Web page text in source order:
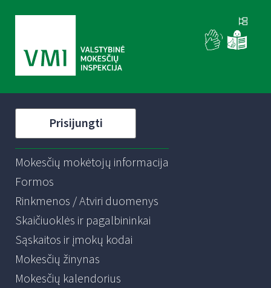
Prisijungti
Mokesčių mokėtojų informacija
Formos
Rinkmenos / Atviri duomenys
Skaičiuoklės ir pagalbininkai
Sąskaitos ir įmokų kodai
Mokesčių žinynas
Mokesčių kalendorius